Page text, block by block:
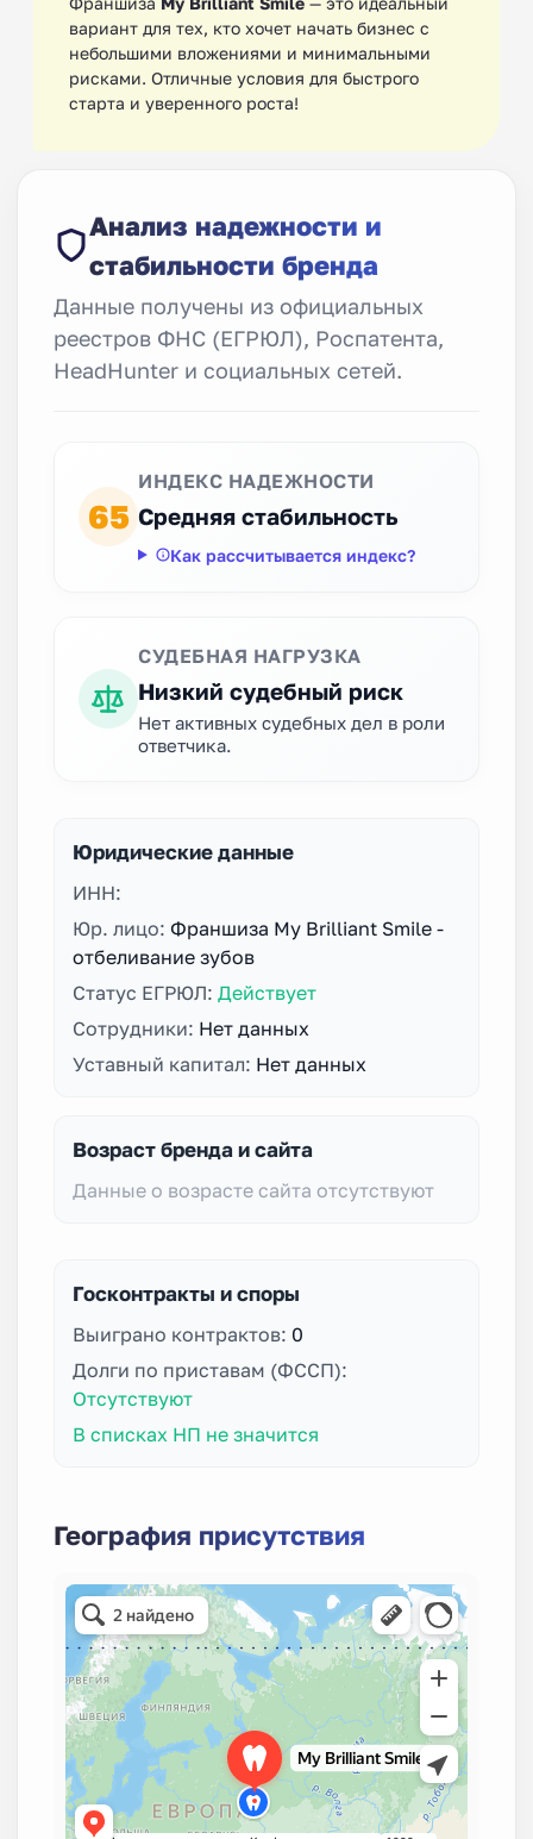
вариант для тех, кто хочет начать бизнес с
небольшими вложениями и минимальными
рисками. Отличные условия для быстрого
старта и уверенного роста!
Анализ надежности и
стабильности бренда
Данные получены из официальных
реестров ФНС (ЕГРЮЛ), Роспатента,
HeadHunter и социальных сетей.
65
ИНДЕКС НАДЕЖНОСТИ
Средняя стабильность
Как рассчитывается индекс?
СУДЕБНАЯ НАГРУЗКА
Низкий судебный риск
Нет активных судебных дел в роли
ответчика.
Юридические данные
ИНН:
Юр. лицо: Франшиза My Brilliant Smile -
отбеливание зубов
Статус ЕГРЮЛ: Действует
Сотрудники: Нет данных
Уставный капитал: Нет данных
Возраст бренда и сайта
Данные о возрасте сайта отсутствуют
Госконтракты и споры
Выиграно контрактов: 0
Долги по приставам (ФССП):
Отсутствуют
В списках НП не значится
География присутствия